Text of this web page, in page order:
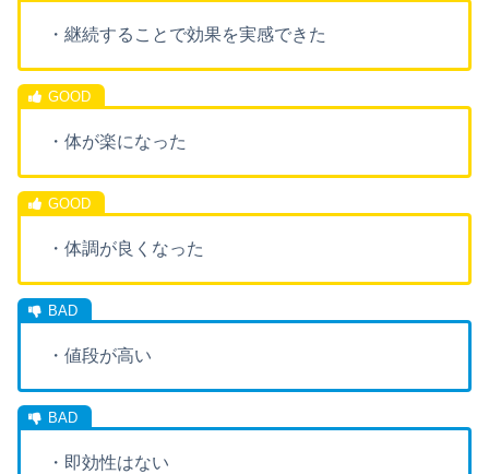
・継続することで効果を実感できた
・体が楽になった
・体調が良くなった
・値段が高い
・即効性はない